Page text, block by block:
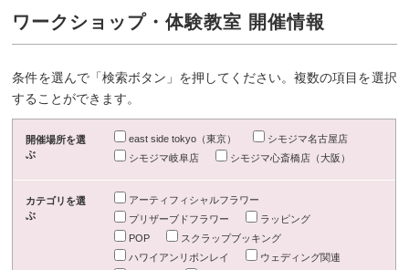
ワークショップ・体験教室 開催情報
条件を選んで「検索ボタン」を押してください。複数の項目を選択
することができます。
開催場所を選
ぶ
east side tokyo（東京）
シモジマ名古屋店
シモジマ岐阜店
シモジマ心斎橋店（大阪）
カテゴリを選
ぶ
アーティフィシャルフラワー
プリザーブドフラワー
ラッピング
POP
スクラップブッキング
ハワイアンリボンレイ
ウェディング関連